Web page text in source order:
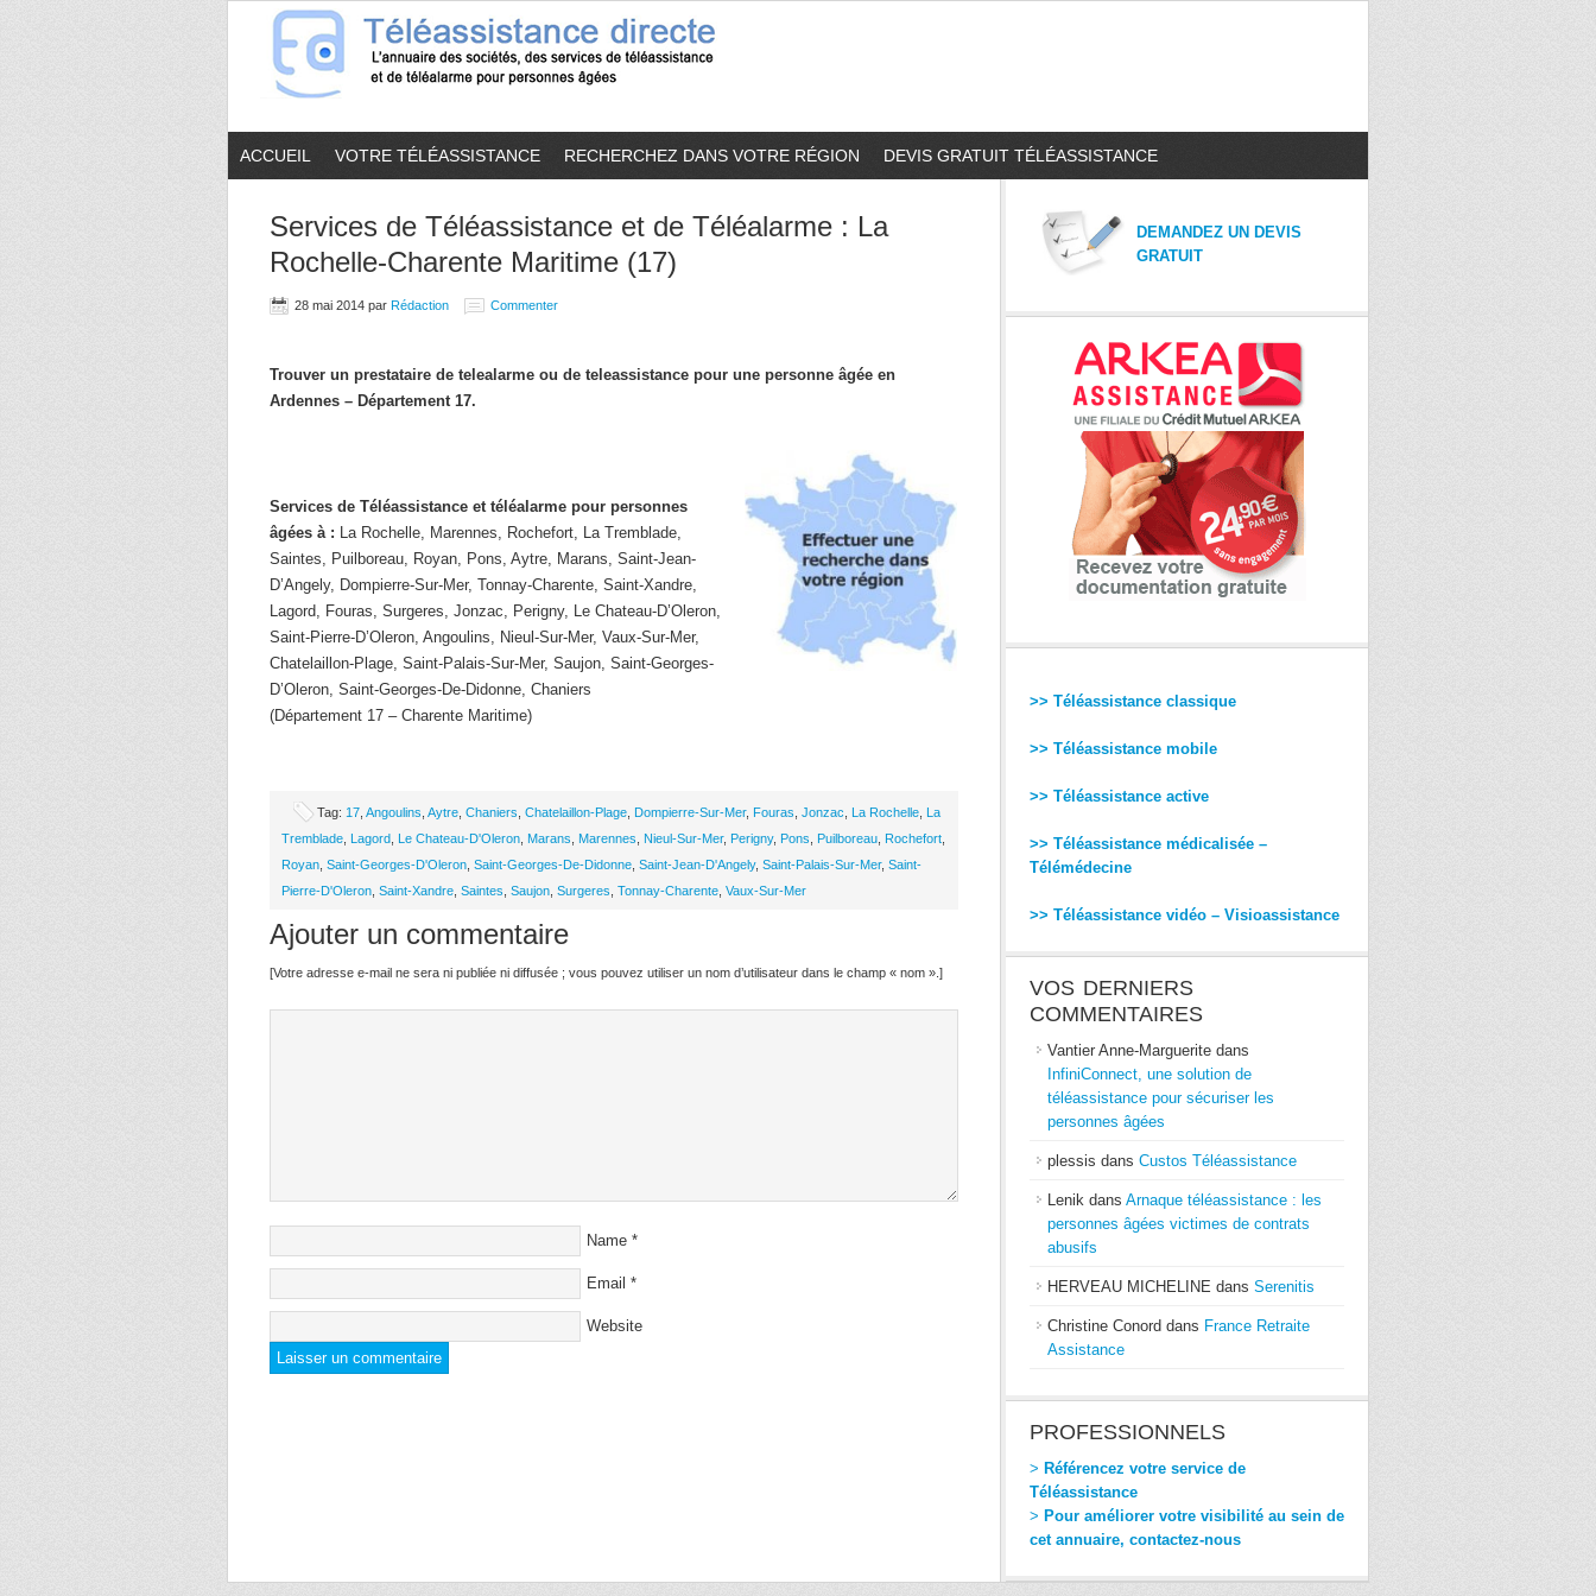
ACCUEIL VOTRE TÉLÉASSISTANCE RECHERCHEZ DANS VOTRE RÉGION DEVIS GRATUIT TÉLÉASSISTANCE
Services de Téléassistance et de Téléalarme : La
Rochelle-Charente Maritime (17)
28 mai 2014 par Rédaction Commenter
Trouver un prestataire de telealarme ou de teleassistance pour une personne âgée en
Ardennes – Département 17.
Services de Téléassistance et téléalarme pour personnes
âgées à : La Rochelle, Marennes, Rochefort, La Tremblade,
Saintes, Puilboreau, Royan, Pons, Aytre, Marans, Saint-Jean-
D’Angely, Dompierre-Sur-Mer, Tonnay-Charente, Saint-Xandre,
Lagord, Fouras, Surgeres, Jonzac, Perigny, Le Chateau-D’Oleron,
Saint-Pierre-D’Oleron, Angoulins, Nieul-Sur-Mer, Vaux-Sur-Mer,
Chatelaillon-Plage, Saint-Palais-Sur-Mer, Saujon, Saint-Georges-
D’Oleron, Saint-Georges-De-Didonne, Chaniers
(Département 17 – Charente Maritime)
Tag: 17 Angoulins Aytre Chaniers Chatelaillon-Plage Dompierre-Sur-Mer, Fouras Jonzac La Rochelle La
Tremblade Lagord Le Chateau-D'Oleron Marans Marennes Nieul-Sur-Mer, Perigny, Pons Puilboreau Rochefort
Royan Saint-Georges-D'Oleron Saint-Georges-De-Didonne Saint-Jean-D'Angely, Saint-Palais-Sur-Mer, Saint-
Pierre-D'Oleron Saint-Xandre Saintes Saujon Surgeres Tonnay-Charente Vaux-Sur-Mer
Ajouter un commentaire
[Votre adresse e-mail ne sera ni publiée ni diffusée ; vous pouvez utiliser un nom d’utilisateur dans le champ « nom ».]
Name *
Email *
Website
DEMANDEZ UN DEVIS
GRATUIT
>> Téléassistance classique
>> Téléassistance mobile
>> Téléassistance active
>> Téléassistance médicalisée –
Télémédecine
>> Téléassistance vidéo – Visioassistance
VOS DERNIERS
COMMENTAIRES
Vantier Anne-Marguerite dans
InfiniConnect, une solution de
téléassistance pour sécuriser les
personnes âgées
plessis dans Custos Téléassistance
Lenik dans Arnaque téléassistance : les
personnes âgées victimes de contrats
abusifs
HERVEAU MICHELINE dans Serenitis
Christine Conord dans France Retraite
Assistance
PROFESSIONNELS
> Référencez votre service de
Téléassistance
> Pour améliorer votre visibilité au sein de
cet annuaire, contactez-nous